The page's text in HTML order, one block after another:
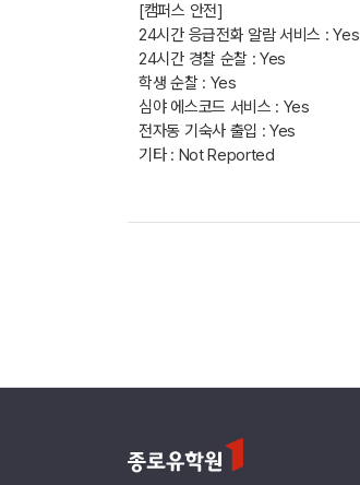
[캠퍼스 안전]
24시간 응급전화 알람 서비스 : Yes
24시간 경찰 순찰 : Yes
학생 순찰 : Yes
심야 에스코드 서비스 : Yes
전자동 기숙사 출입 : Yes
기타 : Not Reported